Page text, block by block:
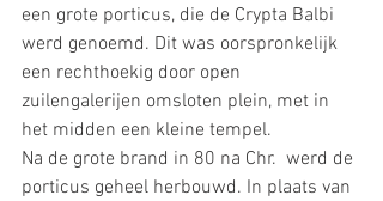
een grote porticus, die de Crypta Balbi
werd genoemd. Dit was oorspronkelijk
een rechthoekig door open
zuilengalerijen omsloten plein, met in
het midden een kleine tempel.
Na de grote brand in 80 na Chr.  werd de
porticus geheel herbouwd. In plaats van